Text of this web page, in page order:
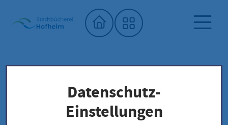
Startseite"
Stadtbücherei
Saatgutbibliothek
Unser Saatgut: Aussaat - Ernte -
Samengewinnung
Datenschutz-
Einstellungen